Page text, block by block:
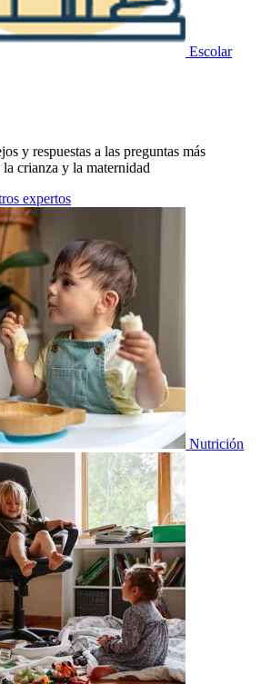
Escolar
y respuestas a las preguntas más
la crianza y la maternidad
expertos
Nutrición